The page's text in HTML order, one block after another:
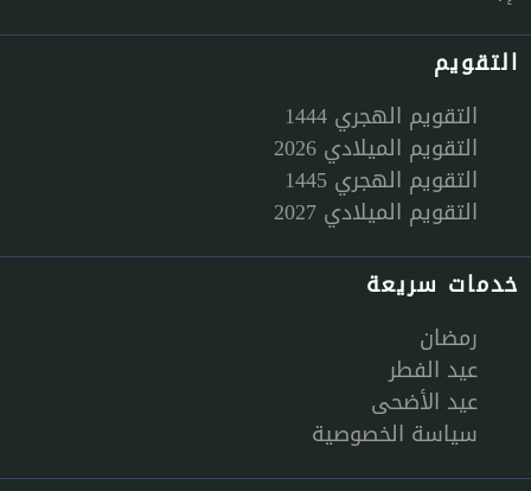
التقويم
التقويم الهجري 1444
التقويم الميلادي 2026
التقويم الهجري 1445
التقويم الميلادي 2027
خدمات سريعة
رمضان
عيد الفطر
عيد الأضحى
سياسة الخصوصية